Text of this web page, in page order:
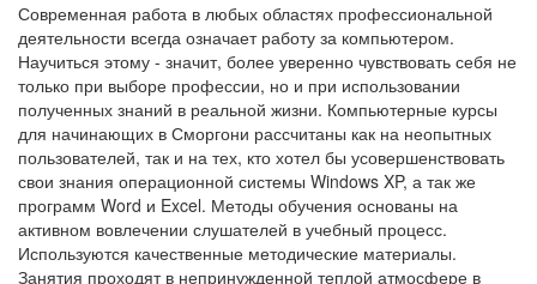
Современная работа в любых областях профессиональной
деятельности всегда означает работу за компьютером.
Научиться этому - значит, более уверенно чувствовать себя не
только при выборе профессии, но и при использовании
полученных знаний в реальной жизни. Компьютерные курсы
для начинающих в Сморгони рассчитаны как на неопытных
пользователей, так и на тех, кто хотел бы усовершенствовать
свои знания операционной системы Windows XP, а так же
программ Word и Excel. Методы обучения основаны на
активном вовлечении слушателей в учебный процесс.
Используются качественные методические материалы.
Занятия проходят в непринужденной теплой атмосфере в